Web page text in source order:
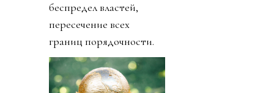
беспредел властей,
пересечение всех
границ порядочности.